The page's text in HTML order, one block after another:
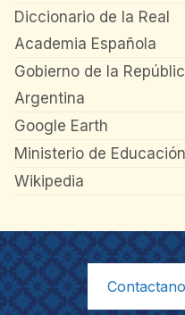
Diccionario de la Real
Academia Española
Gobierno de la
Argentina
Google Earth
Ministerio de Educación
Wikipedia